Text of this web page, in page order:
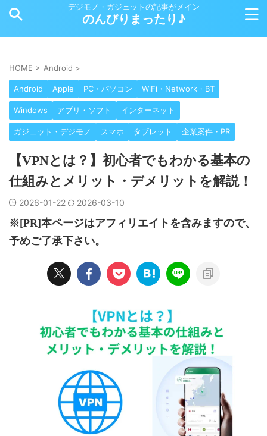
デジモノ・ガジェットの記事がメイン
のんびりまったり♪
HOME > Android >
Android Apple PC・パソコン WiFi・Network・BT
Windows アプリ・ソフト インターネット
ガジェット・デジモノ スマホ タブレット 企業案件・PR
【VPNとは？】初心者でもわかる基本の
仕組みとメリット・デメリットを解説！
2026-01-22 2026-03-10
※[PR]本ページはアフィリエイトを含みますので、
予めご了承下さい。